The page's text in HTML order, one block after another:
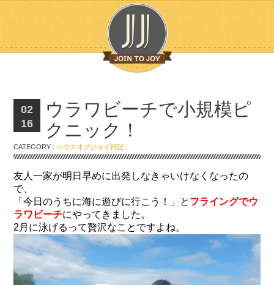
02
16
ウラワビーチで小規模ピ
クニック！
CATEGORY :ハウスオブジョイ日記
友人一家が明日早めに出発しなきゃいけなくなったの
で、
「今日のうちに海に遊びに行こう！」と フライングでウ
ラワビーチにやってきました。
2月に泳げるって贅沢なことですよね。